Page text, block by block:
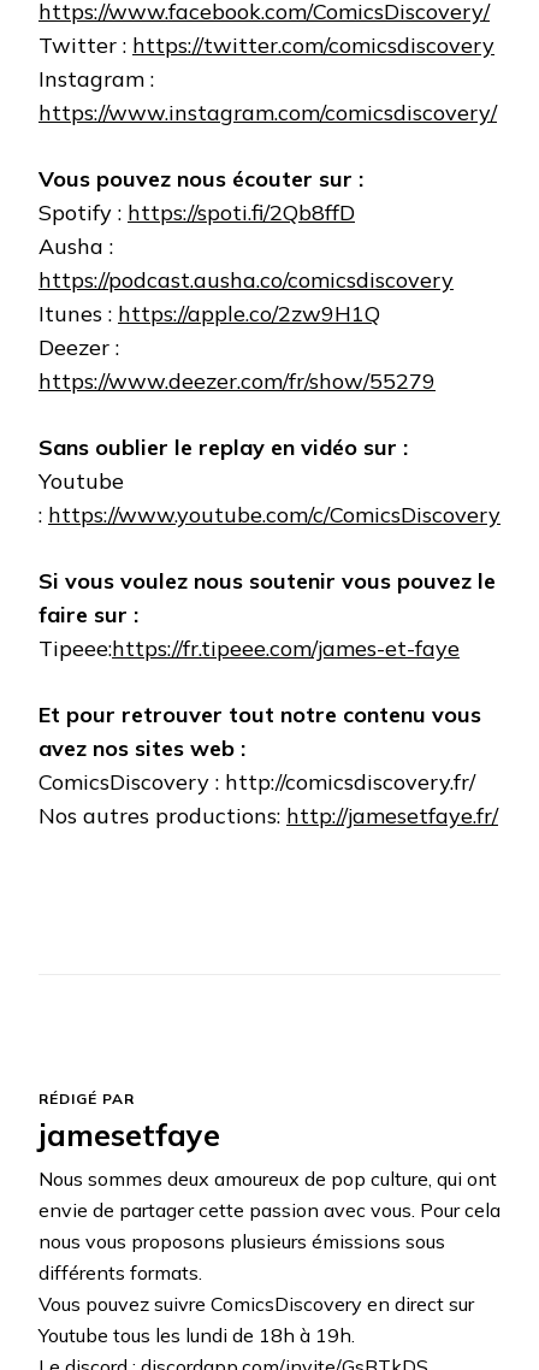
https://www.facebook.com/ComicsDiscovery/
Twitter : https://twitter.com/comicsdiscovery
Instagram :
https://www.instagram.com/comicsdiscovery/
Vous pouvez nous écouter sur :
Spotify : https://spoti.fi/2Qb8ffD
Ausha :
https://podcast.ausha.co/comicsdiscovery
Itunes : https://apple.co/2zw9H1Q
Deezer :
https://www.deezer.com/fr/show/55279
Sans oublier le replay en vidéo sur :
Youtube
: https://www.youtube.com/c/ComicsDiscovery
Si vous voulez nous soutenir vous pouvez le
faire sur :
Tipeee:https://fr.tipeee.com/james-et-faye
Et pour retrouver tout notre contenu vous
avez nos sites web :
ComicsDiscovery : http://comicsdiscovery.fr/
Nos autres productions: http://jamesetfaye.fr/
RÉDIGÉ PAR
jamesetfaye
Nous sommes deux amoureux de pop culture, qui ont
envie de partager cette passion avec vous. Pour cela
nous vous proposons plusieurs émissions sous
différents formats.
Vous pouvez suivre ComicsDiscovery en direct sur
Youtube tous les lundi de 18h à 19h.